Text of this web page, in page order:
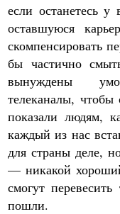
если останетесь
оставшуюся
скомпенсировать
бы частично
вынуждены
телеканалы,
показали людям,
каждый из нас
для страны деле,
— никакой
смогут
пошли.